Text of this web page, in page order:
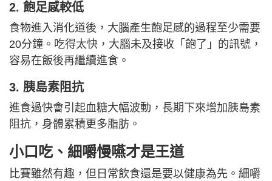
2. 飽足感較低
食物進入消化道後，大腦產生飽足感的過程至少需要
20分鐘。吃得太快，大腦未及接收「飽了」的訊號，
容易在飯後再繼續進食。
3. 胰島素阻抗
進食過快會引起血糖大幅波動，長期下來增加胰島素
阻抗，身體累積更多脂肪。
小口吃、細嚼慢嚥才是王道
比賽雖然有趣，但日常飲食還是要以健康為先。細嚼